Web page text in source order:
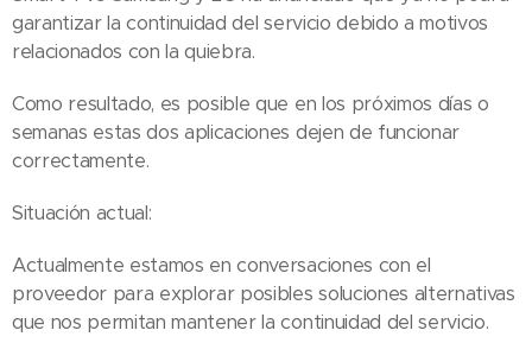
garantizar la continuidad del servicio debido a motivos
relacionados con la quiebra.
Como resultado, es posible que en los próximos días o
semanas estas dos aplicaciones dejen de funcionar
correctamente.
Situación actual:
Actualmente estamos en conversaciones con el
proveedor para explorar posibles soluciones alternativas
que nos permitan mantener la continuidad del servicio.